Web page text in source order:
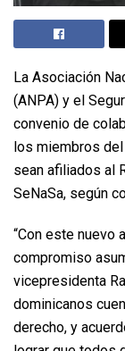
La Asociación
(ANPA) y el
convenio de
los miembros
sean afiliados al
SeNaSa, según
“Con este nuevo
compromiso
vicepresidenta
dominicanos
derecho, y